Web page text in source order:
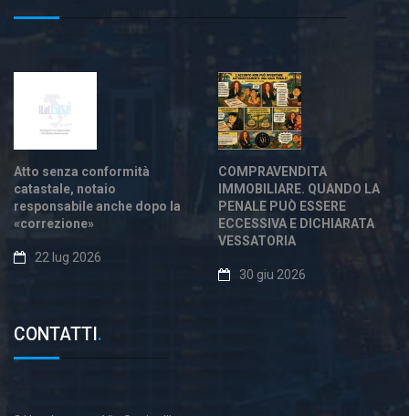
Atto senza conformità
catastale, notaio
responsabile anche dopo la
«correzione»
22 lug 2026
COMPRAVENDITA
IMMOBILIARE. QUANDO LA
PENALE PUÒ ESSERE
ECCESSIVA E DICHIARATA
VESSATORIA
30 giu 2026
CONTATTI .